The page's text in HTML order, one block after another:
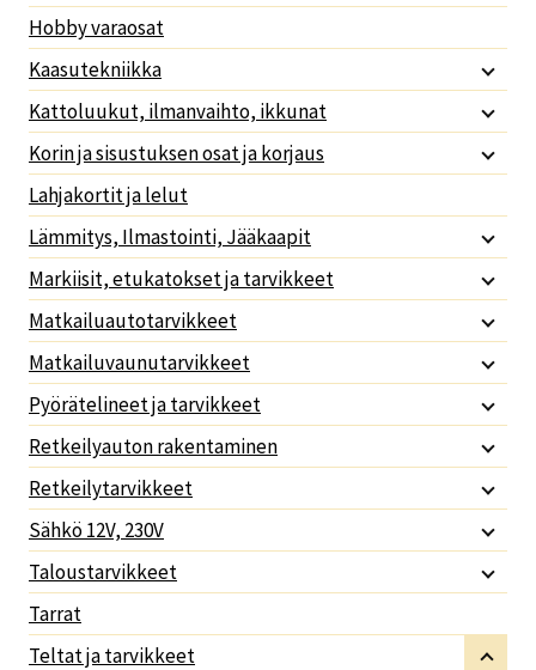
Hobby varaosat
Kaasutekniikka
Kattoluukut, ilmanvaihto, ikkunat
Korin ja sisustuksen osat ja korjaus
Lahjakortit ja lelut
Lämmitys, Ilmastointi, Jääkaapit
Markiisit, etukatokset ja tarvikkeet
Matkailuautotarvikkeet
Matkailuvaunutarvikkeet
Pyörätelineet ja tarvikkeet
Retkeilyauton rakentaminen
Retkeilytarvikkeet
Sähkö 12V, 230V
Taloustarvikkeet
Tarrat
Teltat ja tarvikkeet